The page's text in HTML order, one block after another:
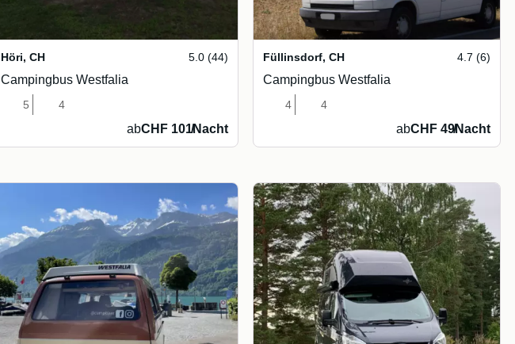
Höri, CH 5.0 (44)
Campingbus Westfalia
5 4
abCHF 101/Nacht
Füllinsdorf, CH 4.7 (6)
Campingbus Westfalia
4 4
abCHF 49/Nacht